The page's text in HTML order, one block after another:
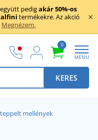
pedigakár 50%-os
termékekre. Az akció
Megnézem.
0
MENU
KERES
mellények